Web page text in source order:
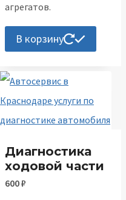
агрегатов.
В корзину
Диагностика
ходовой части
600₽